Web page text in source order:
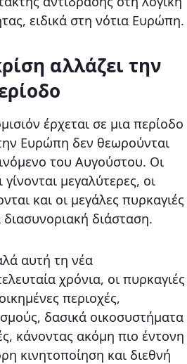
ειδικά στη νότια Ευρώπη.
αλλάζει την
έρχεται σε μια περίοδο
Ευρώπη δεν θεωρούνται
του Αυγούστου. Οι
μεγαλύτερες, οι
και οι μεγάλες πυρκαγιές
διάσταση.
αυτή τη νέα
χρόνια, οι πυρκαγιές
περιοχές,
δασικά οικοσυστήματα
κάνοντας ακόμη πιο έντονη
κινητοποίηση και διεθνή